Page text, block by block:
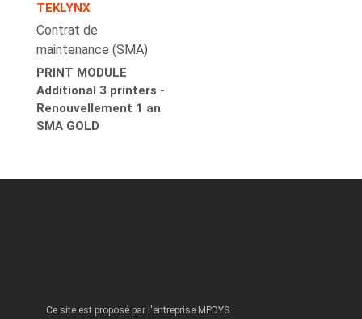
TEKLYNX
Contrat de
maintenance (SMA)
PRINT MODULE
Additional 3 printers -
Renouvellement 1 an
SMA GOLD
Ce site est proposé par l'entreprise MPDYS